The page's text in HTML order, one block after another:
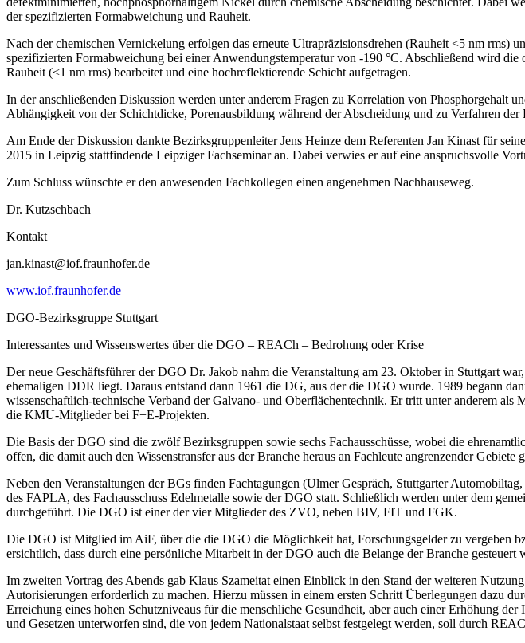
der spezifizierten Formabweichung und Rauheit.
Nach der chemischen Vernickelung erfolgen das erneute Ultrapräzisionsdrehen (Rauheit <5 nm
spezifizierten Formabweichung bei einer Anwendungstemperatur von -190 °C. Abschließend wird
Rauheit (<1 nm rms) bearbeitet und eine hochreflektierende Schicht aufgetragen.
In der anschließenden Diskussion werden unter anderem Fragen zu Korrelation von Phosphorgehalt
Abhängigkeit von der Schichtdicke, Porenausbildung während der Abscheidung und zu Verfahren der
Am Ende der Diskussion dankte Bezirksgruppenleiter Jens Heinze dem Referenten Jan Kinast für
2015 in Leipzig stattfindende Leipziger Fachseminar an. Dabei verwies er auf eine anspruchsvolle
Zum Schluss wünschte er den anwesenden Fachkollegen einen angenehmen Nachhauseweg.
Dr. Kutzschbach
Kontakt
jan.kinast@iof.fraunhofer.de
www.iof.fraunhofer.de
DGO-Bezirksgruppe Stuttgart
Interessantes und Wissenswertes über die DGO – REACh – Bedrohung oder Krise
Der neue Geschäftsführer der DGO Dr. Jakob nahm die Veranstaltung am 23. Oktober in Stuttgart
ehemaligen DDR liegt. Daraus entstand dann 1961 die DG, aus der die DGO wurde. 1989 begann
wissenschaftlich-technische Verband der Galvano- und Oberflächentechnik. Er tritt unter anderem
die KMU-Mitglieder bei F+E-Projekten.
Die Basis der DGO sind die zwölf Bezirksgruppen sowie sechs Fachausschüsse, wobei die
offen, die damit auch den Wissenstransfer aus der Branche heraus an Fachleute angrenzender
Neben den Veranstaltungen der BGs finden Fachtagungen (Ulmer Gespräch, Stuttgarter
des FAPLA, des Fachausschuss Edelmetalle sowie der DGO statt. Schließlich werden unter dem
durchgeführt. Die DGO ist einer der vier Mitglieder des ZVO, neben BIV, FIT und FGK.
Die DGO ist Mitglied im AiF, über die die DGO die Möglichkeit hat, Forschungsgelder zu vergeben
ersichtlich, dass durch eine persönliche Mitarbeit in der DGO auch die Belange der Branche gesteuert
Im zweiten Vortrag des Abends gab Klaus Szameitat einen Einblick in den Stand der weiteren
Autorisierungen erforderlich zu machen. Hierzu müssen in einem ersten Schritt Überlegungen dazu
Erreichung eines hohen Schutzniveaus für die menschliche Gesundheit, aber auch einer Erhöhung
und Gesetzen unterworfen sind, die von jedem Nationalstaat selbst festgelegt werden, soll durch